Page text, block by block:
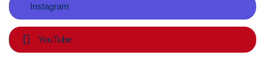
Instagram
YouTube